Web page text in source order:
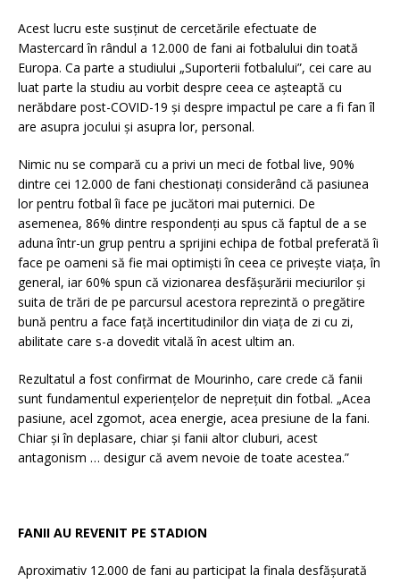
Acest lucru este susținut de cercetările efectuate de
Mastercard în rândul a 12.000 de fani ai fotbalului din toată
Europa. Ca parte a studiului „Suporterii fotbalului”, cei care au
luat parte la studiu au vorbit despre ceea ce așteaptă cu
nerăbdare post-COVID-19 și despre impactul pe care a fi fan îl
are asupra jocului și asupra lor, personal.
Nimic nu se compară cu a privi un meci de fotbal live, 90%
dintre cei 12.000 de fani chestionați considerând că pasiunea
lor pentru fotbal îi face pe jucători mai puternici. De
asemenea, 86% dintre respondenți au spus că faptul de a se
aduna într-un grup pentru a sprijini echipa de fotbal preferată îi
face pe oameni să fie mai optimiști în ceea ce privește viața, în
general, iar 60% spun că vizionarea desfășurării meciurilor și
suita de trări de pe parcursul acestora reprezintă o pregătire
bună pentru a face față incertitudinilor din viața de zi cu zi,
abilitate care s-a dovedit vitală în acest ultim an.
Rezultatul a fost confirmat de Mourinho, care crede că fanii
sunt fundamentul experiențelor de neprețuit din fotbal. „Acea
pasiune, acel zgomot, acea energie, acea presiune de la fani.
Chiar și în deplasare, chiar și fanii altor cluburi, acest
antagonism … desigur că avem nevoie de toate acestea.”
FANII AU REVENIT PE STADION
Aproximativ 12.000 de fani au participat la finala desfășurată